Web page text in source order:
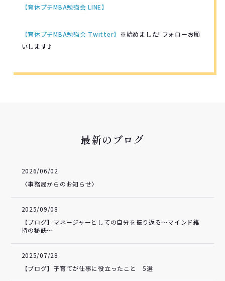
【育休プチMBA勉強会 LINE】
【育休プチMBA勉強会 Twitter】 ※始めました! フォローお願
いします♪
最新のブログ
2026/06/02
〈事務局からのお知らせ〉
2025/09/08
【ブログ】マネージャーとしての自分を振り返る～マインド維
持の秘訣～
2025/07/28
【ブログ】子育てが仕事に役立ったこと 5選